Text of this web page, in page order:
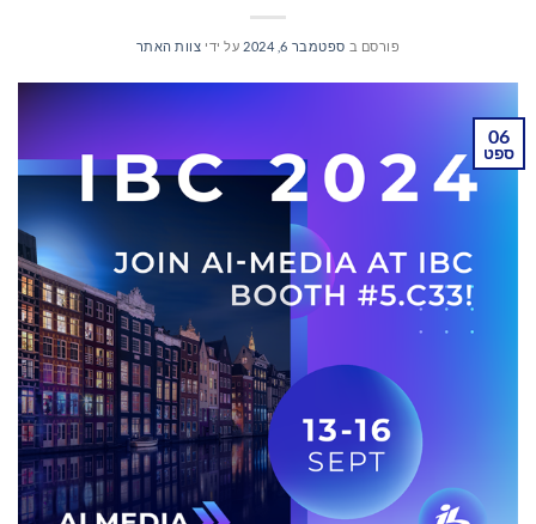
פורסם ב ספטמבר 6, 2024 על ידי צוות האתר
06
ספט